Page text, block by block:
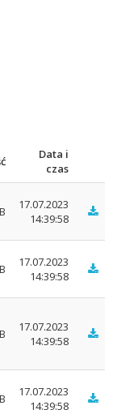
Data i
czas
17.07.2023
14:39:58
17.07.2023
14:39:58
17.07.2023
14:39:58
17.07.2023
14:39:58